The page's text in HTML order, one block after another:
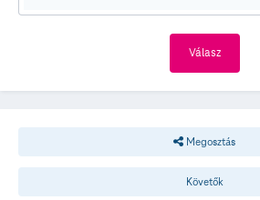
Válasz
Megosztás
Követők